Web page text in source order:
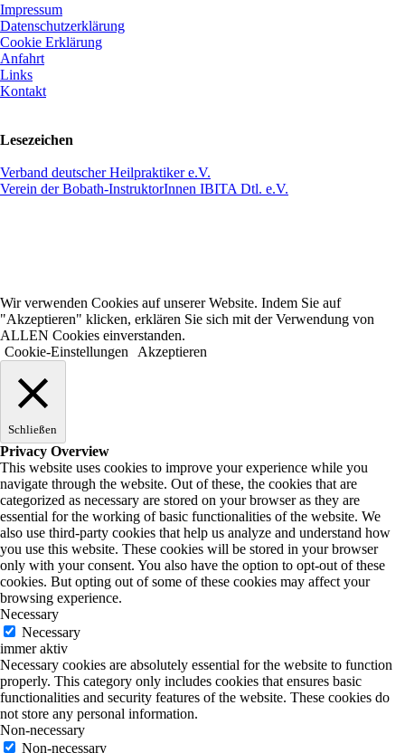
Impressum
Datenschutzerklärung
Cookie Erklärung
Anfahrt
Links
Kontakt
Lesezeichen
Verband deutscher Heilpraktiker e.V.
Verein der Bobath-InstruktorInnen IBITA Dtl. e.V.
Wir verwenden Cookies auf unserer Website. Indem Sie auf
"Akzeptieren" klicken, erklären Sie sich mit der Verwendung von
ALLEN Cookies einverstanden.
Cookie-Einstellungen
Akzeptieren
Schließen
Privacy Overview
This website uses cookies to improve your experience while you
navigate through the website. Out of these, the cookies that are
categorized as necessary are stored on your browser as they are
essential for the working of basic functionalities of the website. We
also use third-party cookies that help us analyze and understand how
you use this website. These cookies will be stored in your browser
only with your consent. You also have the option to opt-out of these
cookies. But opting out of some of these cookies may affect your
browsing experience.
Necessary
Necessary
immer aktiv
Necessary cookies are absolutely essential for the website to function
properly. This category only includes cookies that ensures basic
functionalities and security features of the website. These cookies do
not store any personal information.
Non-necessary
Non-necessary